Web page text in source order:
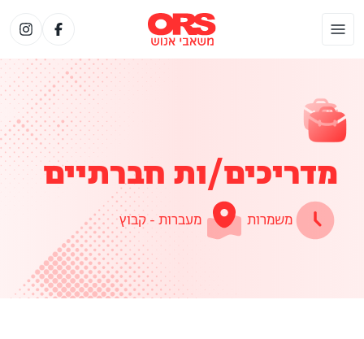
מדריכים/ות חברתיים
משמרות מעברות - קבוץ